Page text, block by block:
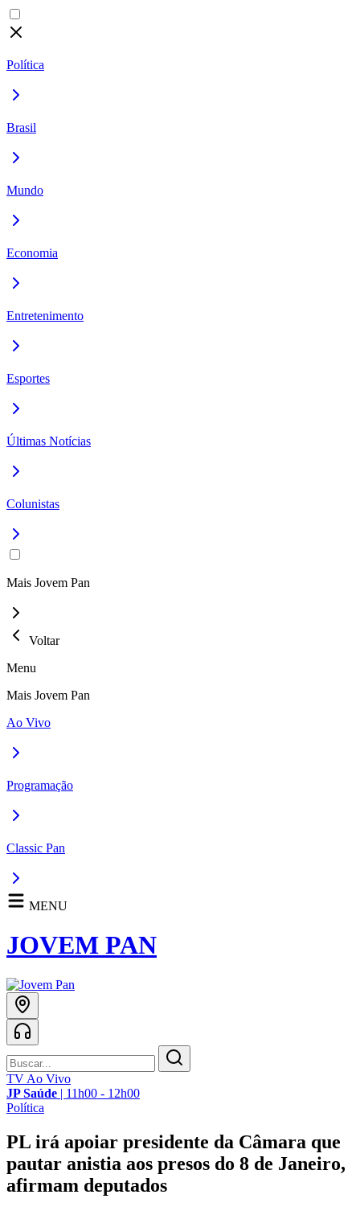
Política
Brasil
Mundo
Economia
Entretenimento
Esportes
Últimas Notícias
Colunistas
Mais Jovem Pan
Voltar
Menu
Mais Jovem Pan
Ao Vivo
Programação
Classic Pan
MENU
JOVEM PAN
TV Ao Vivo
JP Saúde | 11h00 - 12h00
Política
PL irá apoiar presidente da Câmara que
pautar anistia aos presos do 8 de Janeiro,
afirmam deputados